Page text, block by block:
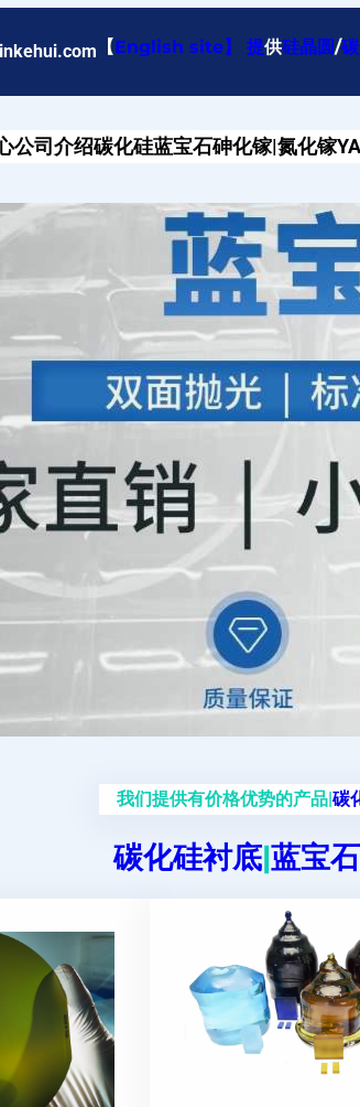
【English site】 提供硅晶圆/
公司介绍碳化硅蓝宝石砷化镓|氮化镓
我们提供有价格优势的产品|碳
碳化硅衬底|蓝宝